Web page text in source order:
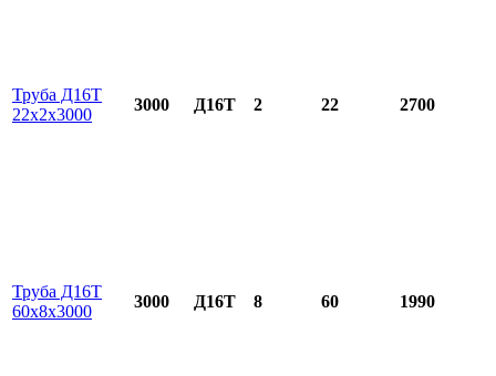
Труба Д16Т
22х2х3000
3000 Д16Т 2 22
2700
Труба Д16Т
60х8х3000
3000 Д16Т 8 60
1990